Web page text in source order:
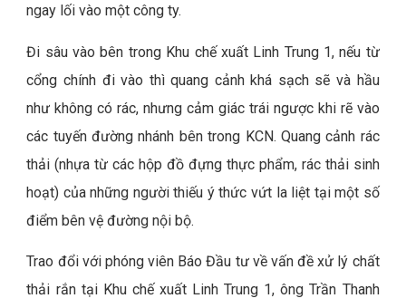
ngay lối vào một công ty.
Đi sâu vào bên trong Khu chế xuất Linh Trung 1, nếu từ
cổng chính đi vào thì quang cảnh khá sạch sẽ và hầu
như không có rác, nhưng cảm giác trái ngược khi rẽ vào
các tuyến đường nhánh bên trong KCN. Quang cảnh rác
thải (nhựa từ các hộp đồ đựng thực phẩm, rác thải sinh
hoạt) của những người thiếu ý thức vứt la liệt tại một số
điểm bên vệ đường nội bộ.
Trao đổi với phóng viên Báo Đầu tư về vấn đề xử lý chất
thải rắn tại Khu chế xuất Linh Trung 1, ông Trần Thanh